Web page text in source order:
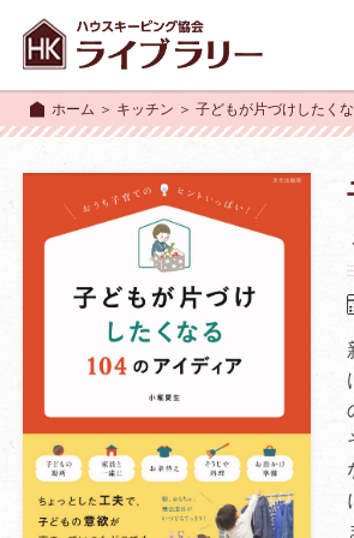
ホーム ＞ キッチン ＞ 子どもが片づけしたく